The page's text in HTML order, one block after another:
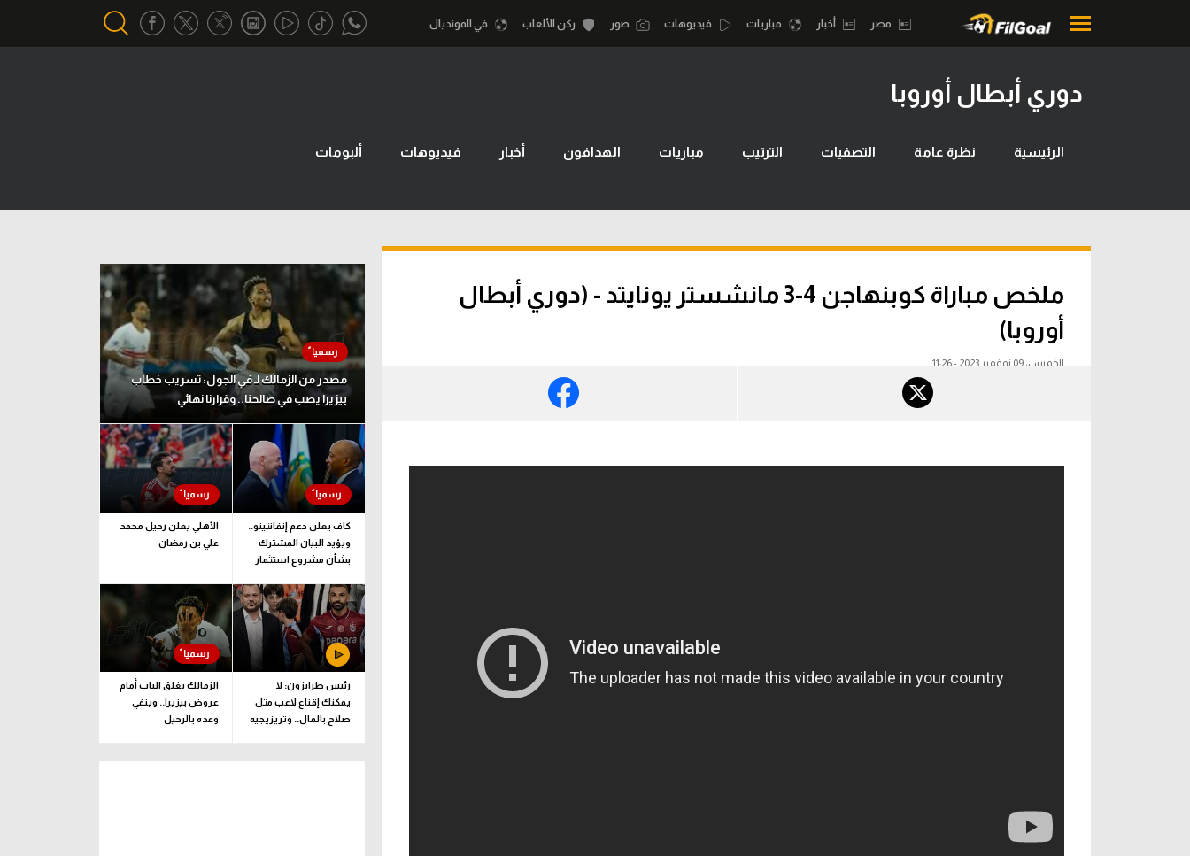
محتوى إخباري
مباريات
ميركاتو
الدوري الإيطالي
دوري أبطال أوروبا
الكرة الأوروبية
الكرة الإفريقية
الدوري الإسباني
كرة السلة الأمريكية
الوطن العربي
تحقيق في الجول
تحليل في الجول
حكايات في الجول
كويز في الجول
فيديو في الجول
مصر أخبار مباريات فيديوهات صور ركن الألعاب في المونديال
دوري أبطال أوروبا
الرئيسية نظرة عامة التصفيات الترتيب مباريات الهدافون أخبار فيديوهات ألبومات
ملخص مباراة كوبنهاجن 4-3 مانشستر يونايتد - (دوري أبطال
أوروبا)
الخميس، 09 نوفمبر 2023 - 11:26
مصدر من الزمالك لـ في الجول: تسريب خطاب
بيزيرا يصب في صالحنا.. وقرارنا نهائي
كاف يعلن دعم إنفانتينو..
ويؤيد البيان المشترك
بشأن مشروع استثمار
الأهلي يعلن رحيل محمد
علي بن رمضان
رئيس طرابزون: لا
يمكنك إقناع لاعب مثل
صلاح بالمال.. وتريزيجيه
الزمالك يغلق الباب أمام
عروض بيزيرا.. وينفي
وعده بالرحيل